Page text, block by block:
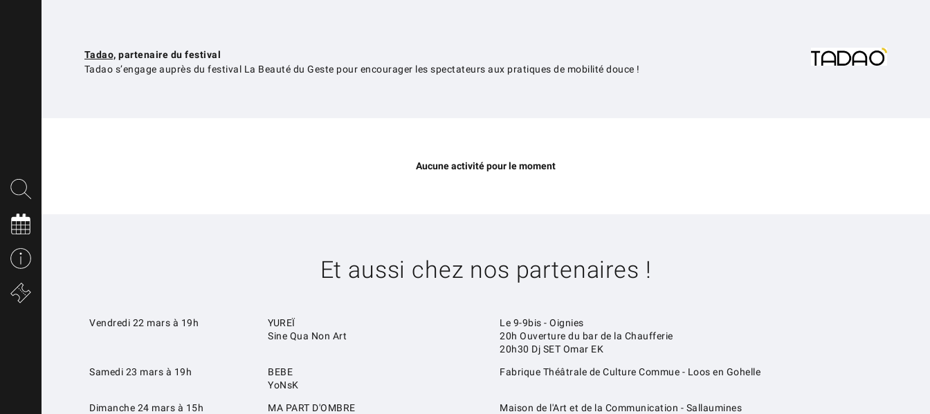
Tadao, partenaire du festival
Tadao s’engage auprès du festival La Beauté du Geste pour encourager les spectateurs aux pratiques de mobilité douce !
Aucune activité pour le moment
Et aussi chez nos partenaires !
Vendredi 22 mars à 19h
YUREÏ
Sine Qua Non Art
Le 9-9bis - Oignies
20h Ouverture du bar de la Chaufferie
20h30 Dj SET Omar EK
Samedi 23 mars à 19h
BEBE
YoNsK
Fabrique Théâtrale de Culture Commue - Loos en Gohelle
Dimanche 24 mars à 15h
MA PART D'OMBRE
Maison de l'Art et de la Communication - Sallaumines